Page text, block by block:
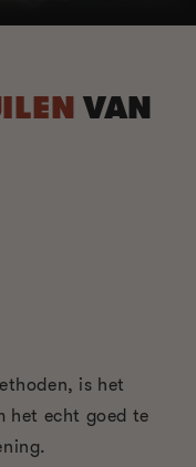
VAN
is het
het echt goed te